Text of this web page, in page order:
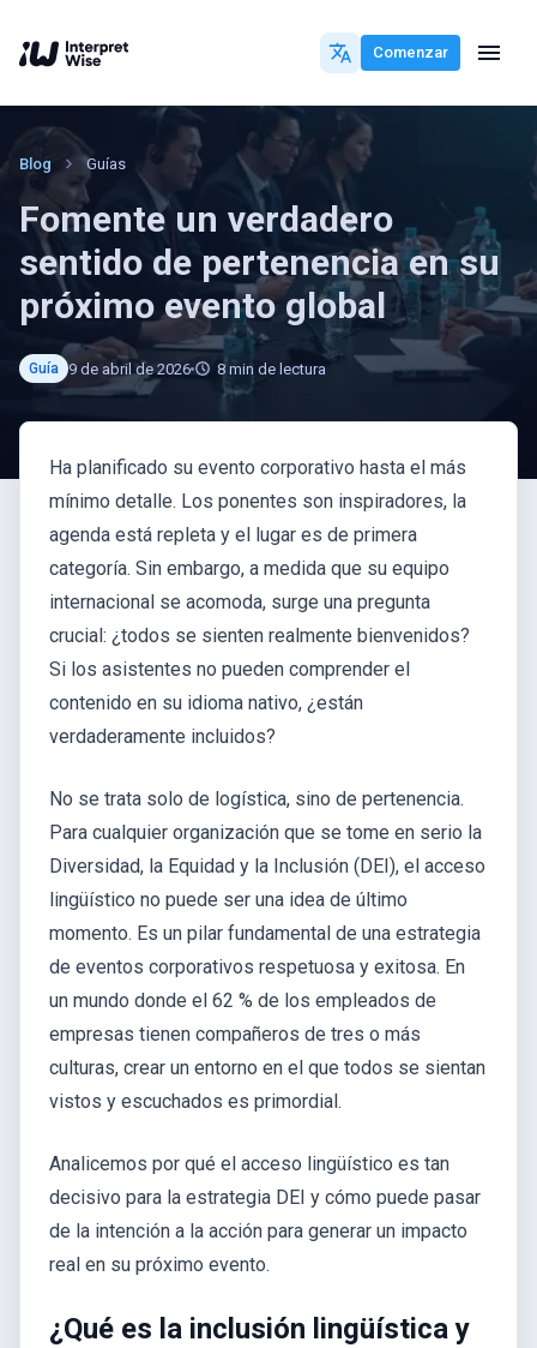
Comenzar
Blog Guías
Fomente un verdadero
sentido de pertenencia en su
próximo evento global
Guía 9 de abril de 2026 8 min de lectura
Ha planificado su evento corporativo hasta el más
mínimo detalle. Los ponentes son inspiradores, la
agenda está repleta y el lugar es de primera
categoría. Sin embargo, a medida que su equipo
internacional se acomoda, surge una pregunta
crucial: ¿todos se sienten realmente bienvenidos?
Si los asistentes no pueden comprender el
contenido en su idioma nativo, ¿están
verdaderamente incluidos?
No se trata solo de logística, sino de pertenencia.
Para cualquier organización que se tome en serio la
Diversidad, la Equidad y la Inclusión (DEI), el acceso
lingüístico no puede ser una idea de último
momento. Es un pilar fundamental de una estrategia
de eventos corporativos respetuosa y exitosa. En
un mundo donde el 62 % de los empleados de
empresas tienen compañeros de tres o más
culturas, crear un entorno en el que todos se sientan
vistos y escuchados es primordial.
Analicemos por qué el acceso lingüístico es tan
decisivo para la estrategia DEI y cómo puede pasar
de la intención a la acción para generar un impacto
real en su próximo evento.
¿Qué es la inclusión lingüística y